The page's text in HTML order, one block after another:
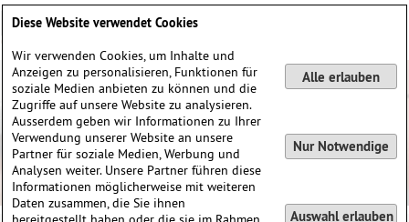
Diese Website verwendet Cookies
Wir verwenden Cookies, um Inhalte und
Anzeigen zu personalisieren, Funktionen für
soziale Medien anbieten zu können und die
Zugriffe auf unsere Website zu analysieren.
Ausserdem geben wir Informationen zu Ihrer
Verwendung unserer Website an unsere
Partner für soziale Medien, Werbung und
Analysen weiter. Unsere Partner führen diese
Informationen möglicherweise mit weiteren
Daten zusammen, die Sie ihnen
Alle erlauben
Nur Notwendige
Auswahl erlauben